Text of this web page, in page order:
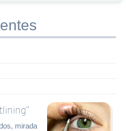
mirada